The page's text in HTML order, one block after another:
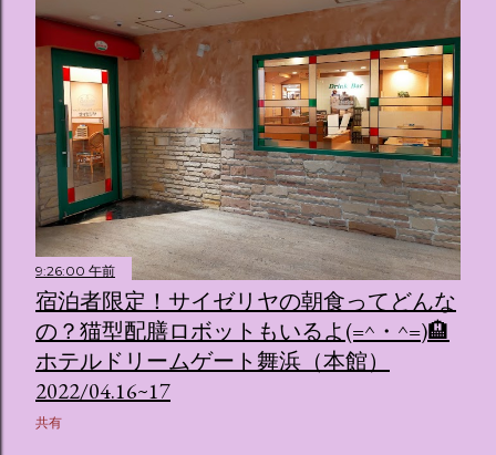
9:26:00 午前
宿泊者限定！サイゼリヤの朝食ってどんな
の？猫型配膳ロボットもいるよ(=^・^=)🏨
ホテルドリームゲート舞浜（本館）
2022/04.16~17
共有